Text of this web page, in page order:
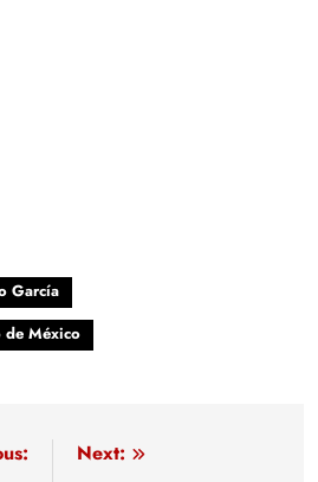
García
de México
Next: